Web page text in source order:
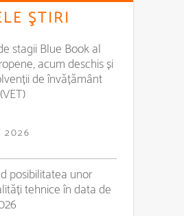
ŞTIRI
stagii Blue Book al
acum deschis și
de învățământ
2026
posibilitatea unor
tehnice în data de